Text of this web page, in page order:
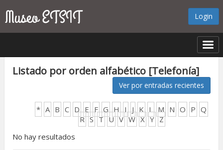
Login
Listado por orden alfabético [Telefonía]
Ver por entradas recientes
* A B C D E F G H I J K L M N O P Q
R S T U V W X Y Z
No hay resultados